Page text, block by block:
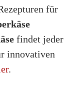
für
findet jeder
innovativen
.